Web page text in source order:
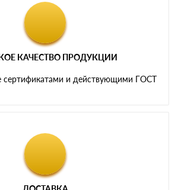
КАЧЕСТВО ПРОДУКЦИИ
сертификатами и действующими ГОСТ